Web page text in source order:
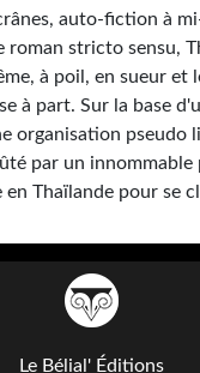
auto-fiction à
stricto sensu,
à poil, en sueur et
à part. Sur la base
organisation pseudo
par un innommable
Thaïlande pour se
Le Bélial' Éditions